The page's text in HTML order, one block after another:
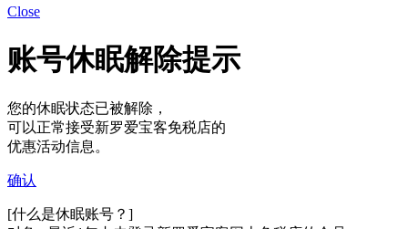
Close
账号休眠解除提示
您的休眠状态已被解除，
可以正常接受新罗爱宝客免税店的
优惠活动信息。
确认
[什么是休眠账号？]